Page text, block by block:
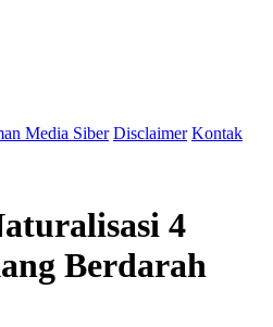
Media Siber Disclaimer Kontak
4
Berdarah